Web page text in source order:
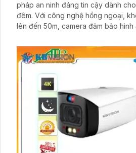
pháp an ninh đáng tin cậy dành
đêm. Với công nghệ hồng ngoại, khoảng cách giám sát
lên đến 50m, camera đảm bảo
mang lại sự chi tiết tuyệt vời cho